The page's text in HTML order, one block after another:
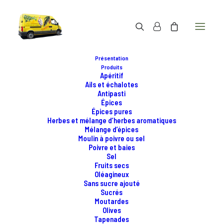
Présentation
Produits
Apéritif
Ails et échalotes
Antipasti
Épices
Épices pures
Herbes et mélange d’herbes aromatiques
Mélange d’épices
Moulin à poivre ou sel
Poivre et baies
Sel
Fruits secs
Oléagineux
Sans sucre ajouté
Sucrés
Moutardes
Olives
Tapenades